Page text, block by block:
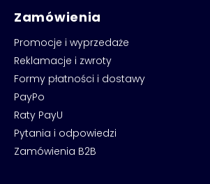
Zamówienia
Promocje i wyprzedaże
Reklamacje i zwroty
Formy płatności i dostawy
PayPo
Raty PayU
Pytania i odpowiedzi
Zamówienia B2B